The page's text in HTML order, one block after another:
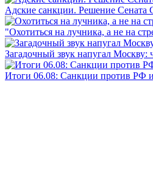
Адские санкции. Решение
"Охотиться на лучника, а не на
Загадочный звук напугал Москву:
Итоги 06.08: Санкции против РФ